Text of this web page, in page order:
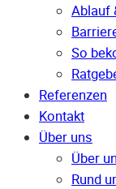
Ablauf
So
Referenzen
Kontakt
Über uns
Über
Rund